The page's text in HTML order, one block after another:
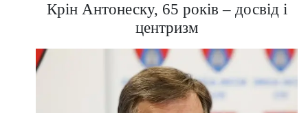
Крін Антонеску, 65 років – досвід і
центризм